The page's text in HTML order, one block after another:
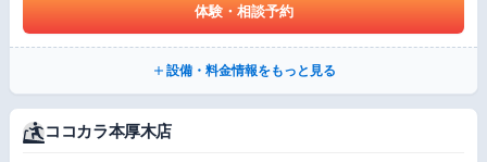
体験・相談予約
設備・料金情報をもっと見る
ココカラ本厚木店